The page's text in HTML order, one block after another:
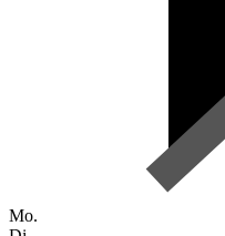
Mo.